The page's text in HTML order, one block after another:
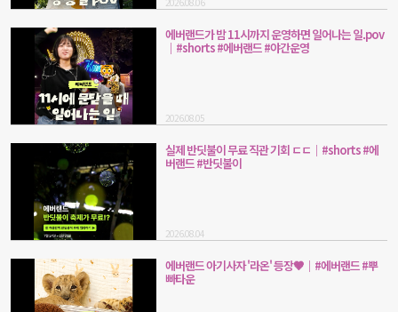
에버랜드가 밤 11시까지 운영하면 일어나는 일.pov
｜#shorts #에버랜드 #야간운영
2026.08.05
실제 반딧불이 무료 직관 기회 ㄷㄷ｜#shorts #에
버랜드 #반딧불이
2026.08.04
에버랜드 아기사자 '라온' 등장🤎｜#에버랜드 #뿌
빠타운